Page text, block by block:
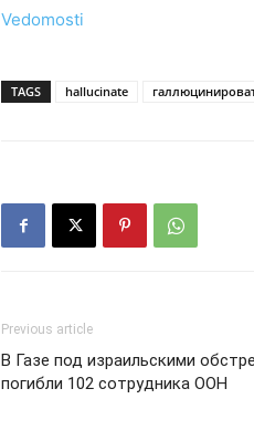
Vedomosti
TAGS hallucinate
Previous article
В Газе под израильскими
погибли 102 сотрудника ООН